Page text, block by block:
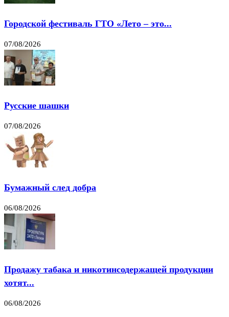
Городской фестиваль ГТО «Лето – это...
07/08/2026
Русские шашки
07/08/2026
Бумажный след добра
06/08/2026
Продажу табака и никотинсодержащей продукции
хотят...
06/08/2026